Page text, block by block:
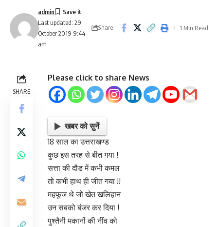
Last updated: 29
October 2019 9:44
am
admin
Share 1 Min Read
SHARE
Please click to share News
खबर को सुनें
18 साल का उत्तराखण्ड
कुछ इस तरह से बीत गया !
सत्ता की दौड में कभी कमल
तो कभी हाथ ही जीत गया !!
महफूज थे जो खेत खलिहान
उन सबको बंजर कर दिया !
पुश्तैनी मकानों की नींव को